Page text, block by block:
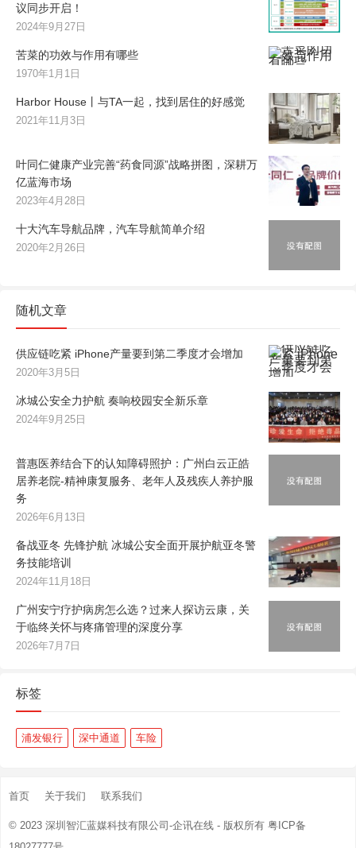
议同步开启！
2024年9月27日
苦菜的功效与作用有哪些
1970年1月1日
Harbor House丨与TA一起，找到居住的好感觉
2021年11月3日
叶同仁健康产业完善“药食同源”战略拼图，深耕万
亿蓝海市场
2023年4月28日
十大汽车导航品牌，汽车导航简单介绍
2020年2月26日
随机文章
供应链吃紧 iPhone产量要到第二季度才会增加
2020年3月5日
冰城公安全力护航 奏响校园安全新乐章
2024年9月25日
普惠医养结合下的认知障碍照护：广州白云正皓
居养老院-精神康复服务、老年人及残疾人养护服
务
2026年6月13日
备战亚冬 先锋护航 冰城公安全面开展护航亚冬警
务技能培训
2024年11月18日
广州安宁疗护病房怎么选？过来人探访云康，关
于临终关怀与疼痛管理的深度分享
2026年7月7日
标签
浦发银行 深中通道 车险
首页 关于我们 联系我们
© 2023 深圳智汇蓝媒科技有限公司-企讯在线 - 版权所有 粤ICP备